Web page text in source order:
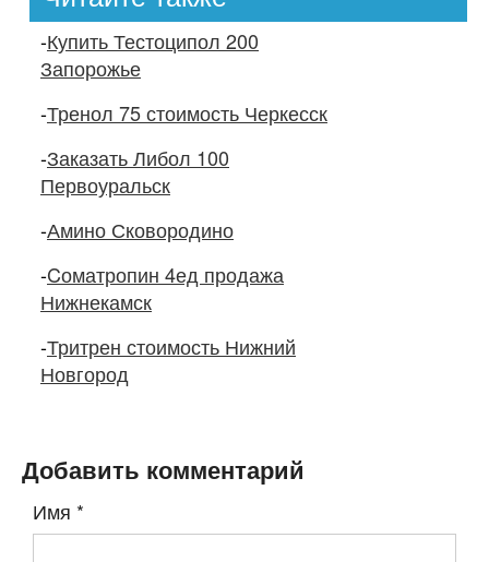
-Купить Тестоципол 200
Запорожье
-Тренол 75 стоимость Черкесск
-Заказать Либол 100
Первоуральск
-Амино Сковородино
-Cоматропин 4ед продажа
Нижнекамск
-Тритрен стоимость Нижний
Новгород
Добавить комментарий
Имя *